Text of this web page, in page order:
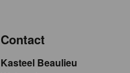
Contact
Kasteel Beaulieu